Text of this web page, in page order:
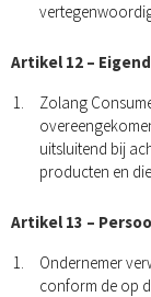
Artikel 12 –
Zolang
uitsluitend bij
producten en
Artikel 13 –
Ondernemer
conform de op